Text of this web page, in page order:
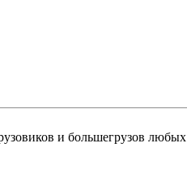
и большегрузов любых